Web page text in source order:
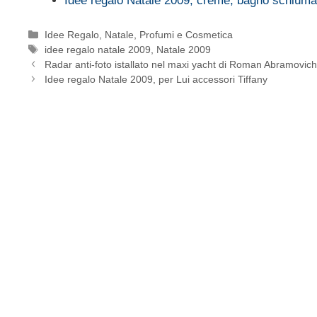
Categorie
Idee Regalo Natale
Profumi e Cosmetica
Tag
idee regalo natale 2009
Natale 2009
Radar anti-foto istallato nel maxi yacht di Roman Abramovich
Idee regalo Natale 2009, per Lui accessori Tiffany